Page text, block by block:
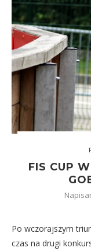
FIS CUP
Po wczorajszym
czas na drugi